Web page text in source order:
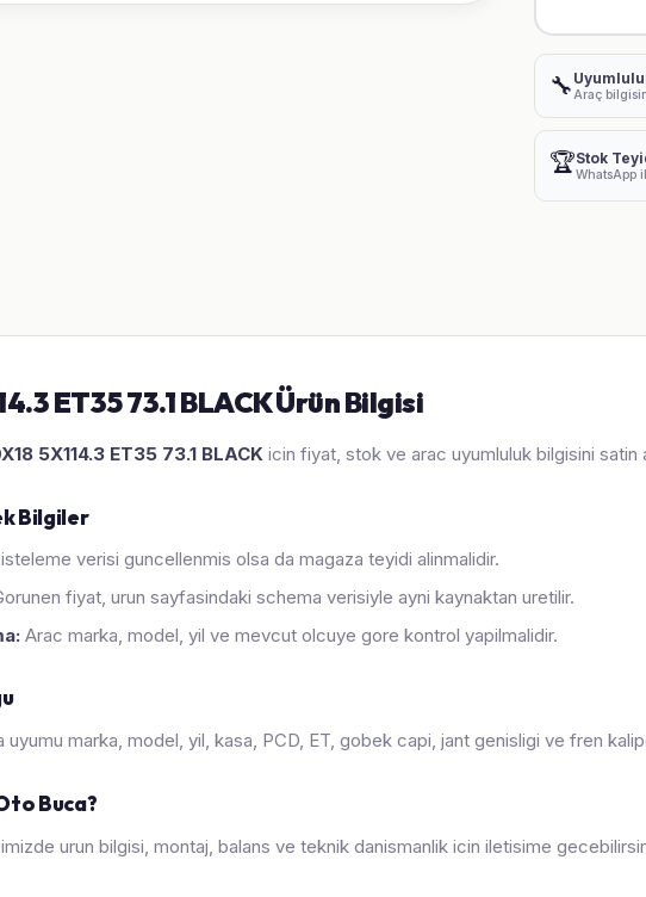
🔧Araç
🏆Stok
WhatsApp
ET35 73.1 BLACK Ürün Bilgisi
5X114.3 ET35 73.1 BLACK icin fiyat, stok ve arac uyumluluk bilgisini
Bilgiler
verisi guncellenmis olsa da magaza teyidi alinmalidir.
fiyat, urun sayfasindaki schema verisiyle ayni kaynaktan uretilir.
Arac marka, model, yil ve mevcut olcuye gore kontrol yapilmalidir.
uyumu marka, model, yil, kasa, PCD, ET, gobek capi, jant genisligi ve fren
Buca?
urun bilgisi, montaj, balans ve teknik danismanlik icin iletisime